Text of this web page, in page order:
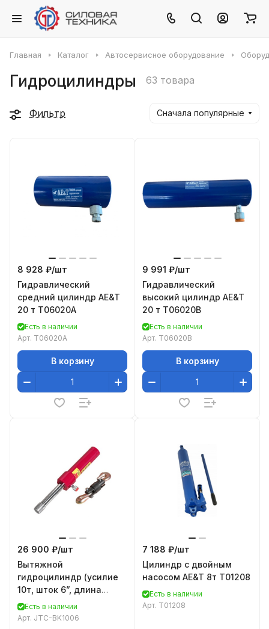
Главная Каталог Автосервисное оборудование
Гидроцилиндры 63 товара
Фильтр Сначала популярные
8 928 ₽/шт
Гидравлический
средний цилиндр AE&T
20 т T06020A
Есть в наличии
Арт. T06020A
В корзину
9 991 ₽/шт
Гидравлический
высокий цилиндр AE&T
20 т T06020B
Есть в наличии
Арт. T06020B
В корзину
26 900 ₽/шт
Вытяжной
гидроцилиндр (усилие
10т, шток 6”, длина
725мм) JTC-BK1006
Есть в наличии
Арт. JTC-BK1006
7 188 ₽/шт
Цилиндр с двойным
насосом AE&T 8т T01208
Есть в наличии
Арт. T01208